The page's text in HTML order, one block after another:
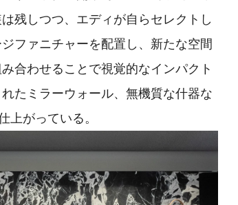
残しつつ、エディが自らセレクトし
ファニチャーを配置し、新たな空間
合わせることで視覚的なインパクト
たミラーウォール、無機質な什器な
上がっている。